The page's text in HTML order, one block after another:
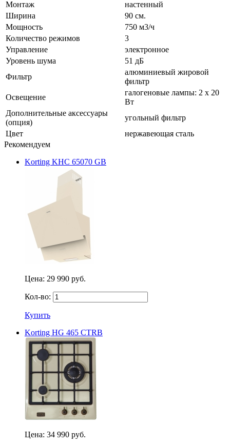
Монтаж
настенный
Ширина
90 см.
Мощность
750 м3/ч
Количество режимов
3
Управление
электронное
Уровень шума
51 дБ
Фильтр
алюминиевый жировой
фильтр
Освещение
галогеновые лампы: 2 х 20
Вт
Дополнительные аксессуары
(опция)
угольный фильтр
Цвет
нержавеющая сталь
Рекомендуем
Korting KHC 65070 GB
Цена: 29 990 руб.
Кол-во:
Купить
Korting HG 465 CTRB
Цена: 34 990 руб.